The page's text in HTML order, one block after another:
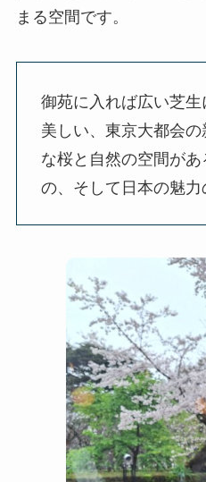
まる空間です。
御苑に入れば広い芝
美しい、東京大都会
な桜と自然の空間が
の、そして日本の魅力